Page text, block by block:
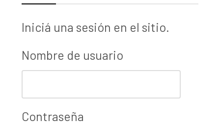
Iniciá una sesión en el sitio.
Nombre de usuario
Contraseña